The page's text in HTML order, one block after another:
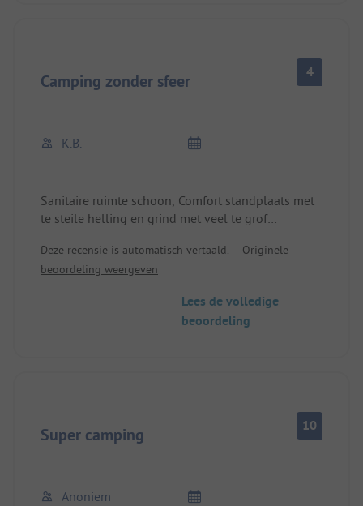
Camping zonder sfeer 4
K.B.
Sanitaire ruimte schoon, Comfort standplaats met
te steile helling en grind met veel te grof
lopen, haringen erin slaan, camper rechtzetten
bijna onmogelijk...
Deze recensie is automatisch vertaald.
Originele
beoordeling weergeven
Lees de volledige
beoordeling
Super camping 10
Anoniem